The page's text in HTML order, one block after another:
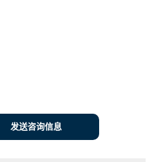
发送咨询信息